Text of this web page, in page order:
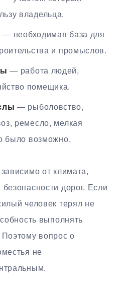
владельца.
— необходимая база для
и промыслов.
— работа людей,
помещика.
— рыболовство,
ремесло, мелкая
было возможно.
от климата,
дорог. Если
человек терял не
выполнять
вопрос о
не